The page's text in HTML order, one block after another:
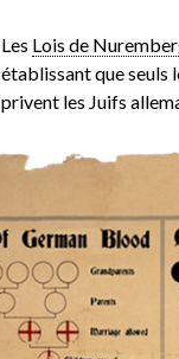
Les Lois de
établissant que seuls
privent les Juifs